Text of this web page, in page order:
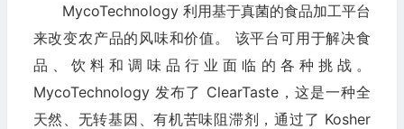
MycoTechnology 利用基于真菌的食品加工平台
来改变农产品的风味和价值。 该平台可用于解决食
品、饮料和调味品行业面临的各种挑战。
MycoTechnology 发布了 ClearTaste，这是一种全
天然、无转基因、有机苦味阻滞剂，通过了 Kosher